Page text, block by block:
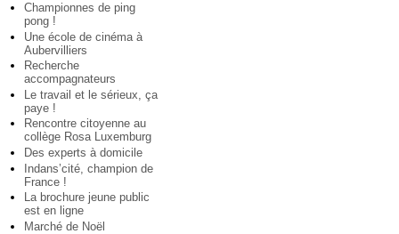
Championnes de ping
pong !
Une école de cinéma à
Aubervilliers
Recherche
accompagnateurs
Le travail et le sérieux, ça
paye !
Rencontre citoyenne au
collège Rosa Luxemburg
Des experts à domicile
Indans’cité, champion de
France !
La brochure jeune public
est en ligne
Marché de Noël